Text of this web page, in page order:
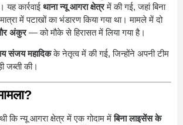
कार्रवाई थाना न्यू आगरा क्षेत्रमें की गई, जहां बिना
में पटाखों का भंडारण किया गया था। मामले में दो
अंकुर— को मौके से हिरासत में लिया गया है।
संजय महादिकके नेतृत्व में की गई, जिन्होंने अपनी टीम
जब्ती की।
कि न्यू आगरा क्षेत्र में एक गोदाम मेंबिना लाइसेंस के